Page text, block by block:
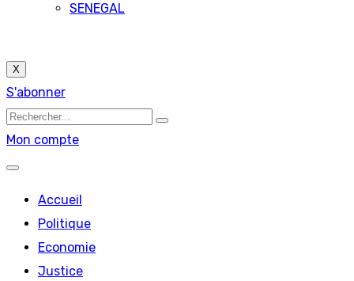
SENEGAL
X
S'abonner
Mon compte
Accueil
Politique
Economie
Justice